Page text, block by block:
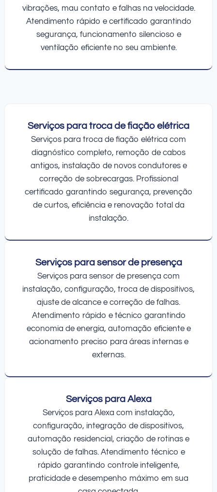
vibrações, mau contato e falhas na velocidade.
Atendimento rápido e certificado garantindo
segurança, funcionamento silencioso e
ventilação eficiente no seu ambiente.
Serviços para troca de fiação elétrica
Serviços para troca de fiação elétrica com
diagnóstico completo, remoção de cabos
antigos, instalação de novos condutores e
correção de sobrecargas. Profissional
certificado garantindo segurança, prevenção
de curtos, eficiência e renovação total da
instalação.
Serviços para sensor de presença
Serviços para sensor de presença com
instalação, configuração, troca de dispositivos,
ajuste de alcance e correção de falhas.
Atendimento rápido e técnico garantindo
economia de energia, automação eficiente e
acionamento preciso para áreas internas e
externas.
Serviços para Alexa
Serviços para Alexa com instalação,
configuração, integração de dispositivos,
automação residencial, criação de rotinas e
solução de falhas. Atendimento técnico e
rápido garantindo controle inteligente,
praticidade e desempenho máximo em sua